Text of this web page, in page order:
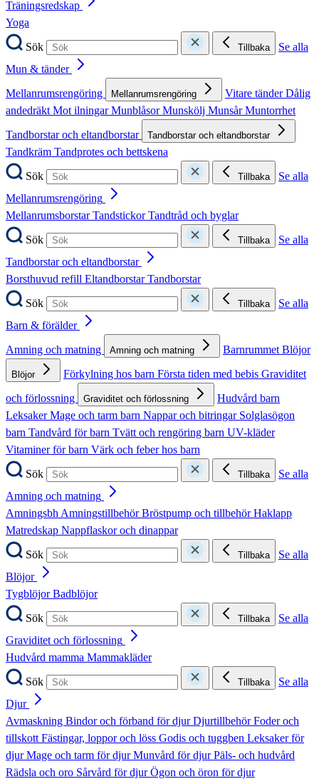
Träningsredskap
Yoga
Sök
Tillbaka
Se alla
Mun & tänder
Mellanrumsrengöring
Mellanrumsrengöring Vitare tänderDålig
andedräktMot ilningarMunblåsorMunskölj MunsårMuntorrhet
Tandborstar och eltandborstar
Tandborstar och eltandborstar
Tandkräm Tandprotes och bettskena
Sök
Tillbaka
Se alla
Mellanrumsrengöring
MellanrumsborstarTandstickorTandtråd och byglar
Sök
Tillbaka
Se alla
Tandborstar och eltandborstar
Borsthuvud refill EltandborstarTandborstar
Sök
Tillbaka
Se alla
Barn & förälder
Amning och matning
Amning och matning BarnrummetBlöjor
Blöjor Förkylning hos barn Första tiden med bebis Graviditet
och förlossning
Graviditet och förlossning
Hudvård barn
LeksakerMage och tarm barn Nappar och bitringar Solglasögon
barn Tandvård för barn Tvätt och rengöring barn UV-kläder
Vitaminer för barn Värk och feber hos barn
Sök
Tillbaka
Se alla
Amning och matning
AmningsbhAmningstillbehörBröstpump och tillbehörHaklapp
Matredskap Nappflaskor och dinappar
Sök
Tillbaka
Se alla
Blöjor
TygblöjorBadblöjor
Sök
Tillbaka
Se alla
Graviditet och förlossning
Hudvård mamma Mammakläder
Sök
Tillbaka
Se alla
Djur
Avmaskning Bindor och förband för djurDjurtillbehörFoder och
tillskottFästingar, loppor och löss Godis och tuggben Leksaker för
djurMage och tarm för djurMunvård för djurPäls- och hudvård
Rädsla och oro Sårvård för djurÖgon och öron för djur